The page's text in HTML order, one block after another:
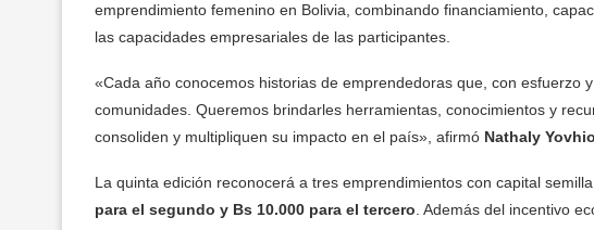
emprendimiento femenino en Bolivia, combinando financiamiento,
las capacidades empresariales de las participantes.
«Cada año conocemos historias de emprendedoras que, con esfuerzo
comunidades. Queremos brindarles herramientas, conocimientos y
consoliden y multipliquen su impacto en el país», afirmó Nathaly Yovhio
La quinta edición reconocerá a tres emprendimientos con capital
para el segundo y Bs 10.000 para el tercero . Además del incentivo